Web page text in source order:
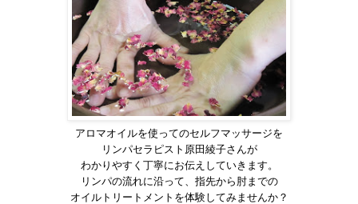
アロマオイルを使ってのセルフマッサージを
リンパセラピスト 原田綾子さんが
わかりやすく丁寧にお伝えしていきます。
リンパの流れに沿って、指先から肘までの
オイルトリートメントを体験してみませんか？